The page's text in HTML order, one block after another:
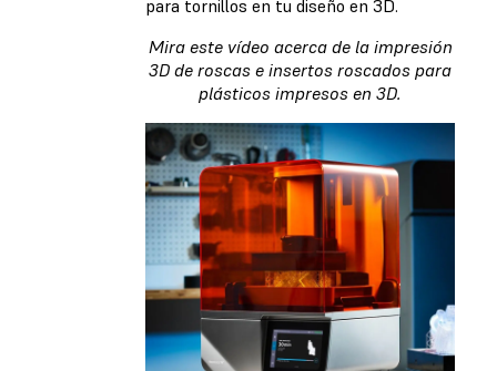
para tornillos en tu diseño en 3D.
Mira este vídeo acerca de la impresión
3D de roscas e insertos roscados para
plásticos impresos en 3D.